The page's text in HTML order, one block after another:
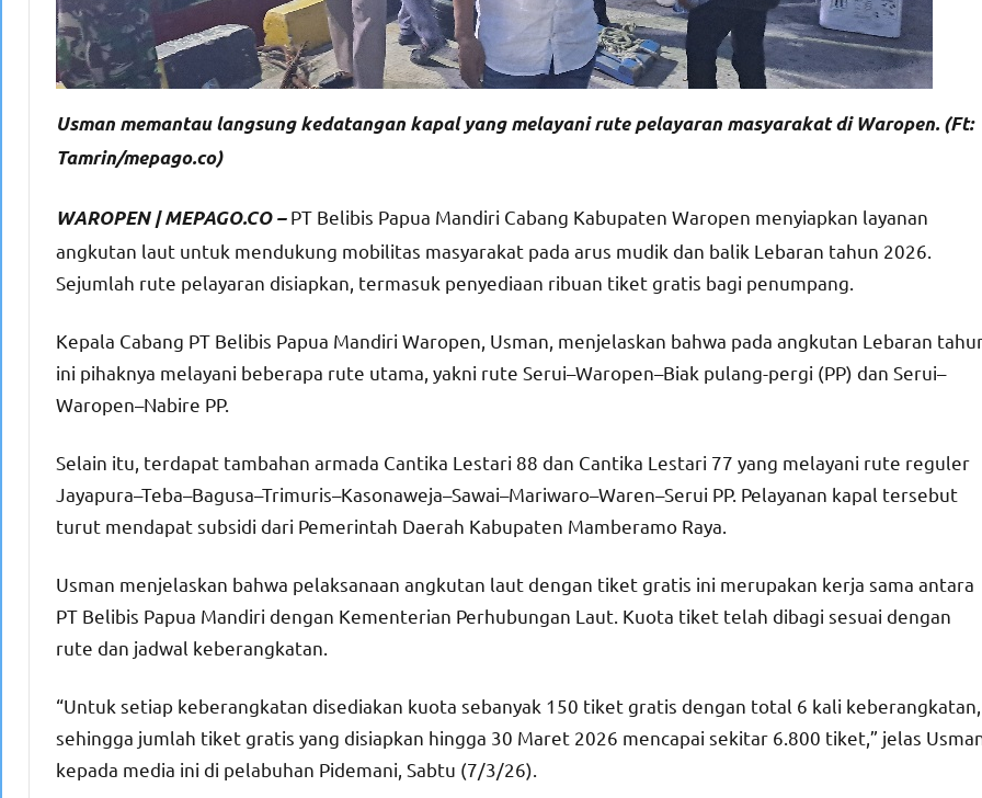
Usman memantau langsung kedatangan kapal yang melayani rute pelayaran masyarakat di Waropen. (Ft:
Tamrin/mepago.co)
WAROPEN | MEPAGO.CO –PT Belibis Papua Mandiri Cabang Kabupaten Waropen menyiapkan layanan
angkutan laut untuk mendukung mobilitas masyarakat pada arus mudik dan balik Lebaran tahun 2026.
Sejumlah rute pelayaran disiapkan, termasuk penyediaan ribuan tiket gratis bagi penumpang.
Kepala Cabang PT Belibis Papua Mandiri Waropen, Usman, menjelaskan bahwa pada angkutan Lebaran
ini pihaknya melayani beberapa rute utama, yakni rute Serui–Waropen–Biak pulang-pergi (PP) dan Serui–
Waropen–Nabire PP.
Selain itu, terdapat tambahan armada Cantika Lestari 88 dan Cantika Lestari 77 yang melayani rute reguler
Jayapura–Teba–Bagusa–Trimuris–Kasonaweja–Sawai–Mariwaro–Waren–Serui PP. Pelayanan kapal tersebut
turut mendapat subsidi dari Pemerintah Daerah Kabupaten Mamberamo Raya.
Usman menjelaskan bahwa pelaksanaan angkutan laut dengan tiket gratis ini merupakan kerja sama antara
PT Belibis Papua Mandiri dengan Kementerian Perhubungan Laut. Kuota tiket telah dibagi sesuai dengan
rute dan jadwal keberangkatan.
“Untuk setiap keberangkatan disediakan kuota sebanyak 150 tiket gratis dengan total 6 kali keberangkatan,
sehingga jumlah tiket gratis yang disiapkan hingga 30 Maret 2026 mencapai sekitar 6.800 tiket,” jelas
kepada media ini di pelabuhan Pidemani, Sabtu (7/3/26).